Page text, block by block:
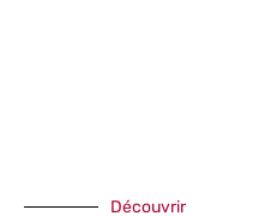
Découvrir